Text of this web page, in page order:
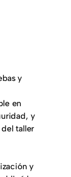
y
en
y
taller
y